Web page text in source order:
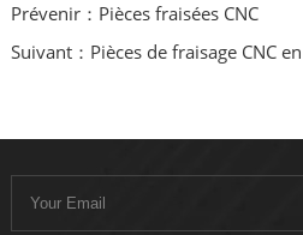
Prévenir：Pièces fraisées CNC
Suivant：Pièces de fraisage CNC